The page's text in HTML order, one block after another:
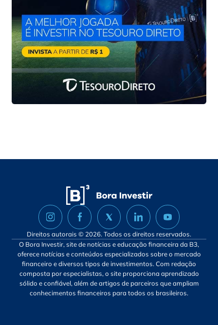
Direitos autorais © 2026. Todos os direitos reservados.
O Bora Investir, site de notícias e educação financeira da B3,
oferece notícias e conteúdos especializados sobre o mercado
financeiro e diversos tipos de investimentos. Com redação
composta por especialistas, o site proporciona aprendizado
sólido e confiável, além de artigos de parceiros que ampliam
conhecimentos financeiros para todos os brasileiros.